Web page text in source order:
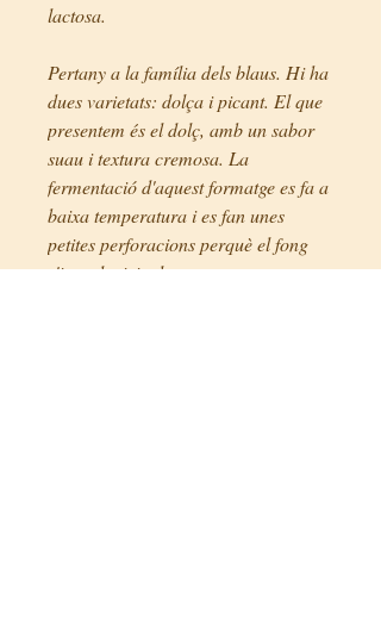
lactosa.
Pertany a la família dels blaus. Hi ha
dues varietats: dolça i picant. El que
presentem és el dolç, amb un sabor
suau i textura cremosa. La
fermentació d'aquest formatge es fa a
baixa temperatura i es fan unes
petites perforacions perquè el fong
s'introdueixi a la pasta.